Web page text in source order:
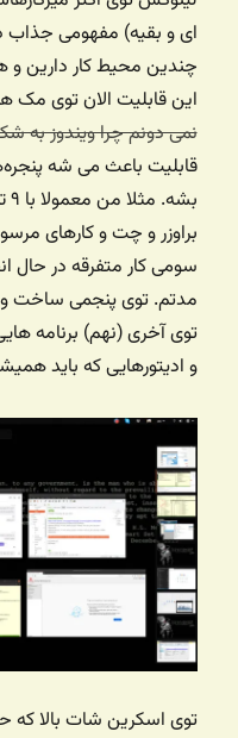
ای و بقیه) مفهومی جذاب
چندین محیط کار دارین و
این قابلیت الان توی
نمی دونم چرا ویندوز به
قابلیت باعث می شه
براوزر و چت و کارهای
سومی کار متفرقه در حال
مدتم. توی پنجمی ساخت
توی آخری (نهم) برنامه
و ادیتورهایی که باید
توی اسکرین شات بالا که